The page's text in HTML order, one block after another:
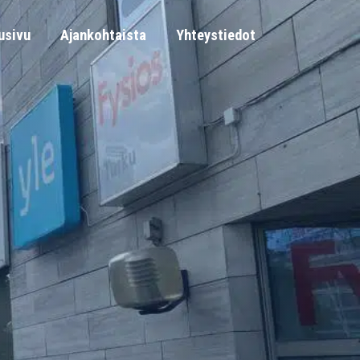
Ajankohtaista Yhteystiedot